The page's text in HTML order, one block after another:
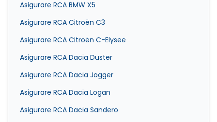
Asigurare RCA BMW X5
Asigurare RCA Citroën C3
Asigurare RCA Citroën C-Elysee
Asigurare RCA Dacia Duster
Asigurare RCA Dacia Jogger
Asigurare RCA Dacia Logan
Asigurare RCA Dacia Sandero